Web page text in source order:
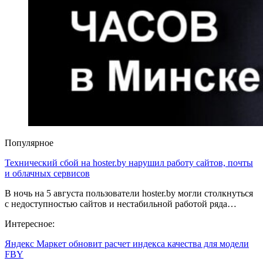
Популярное
Технический сбой на hoster.by нарушил работу сайтов, почты
и облачных сервисов
В ночь на 5 августа пользователи hoster.by могли столкнуться
с недоступностью сайтов и нестабильной работой ряда…
Интересное:
Яндекс Маркет обновит расчет индекса качества для модели
FBY